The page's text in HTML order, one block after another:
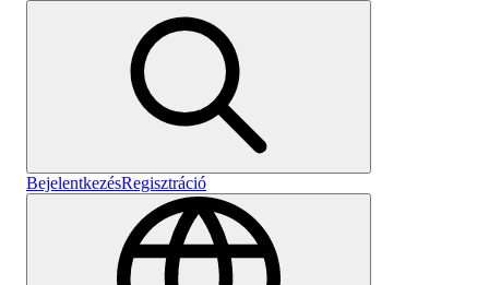
BejelentkezésRegisztráció